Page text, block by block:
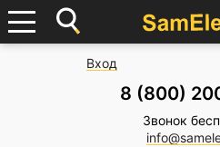
Вход
8 (800)
Звонок